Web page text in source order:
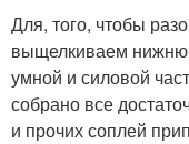
Для, того, чтобы
выщелкиваем
умной и силовой
собрано все
и прочих соплей